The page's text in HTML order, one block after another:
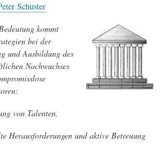
Schuster
kommt
bei der
und Ausbildung des
Nachwuchses
von Talenten,
Herausforderungen und aktive Betreuung